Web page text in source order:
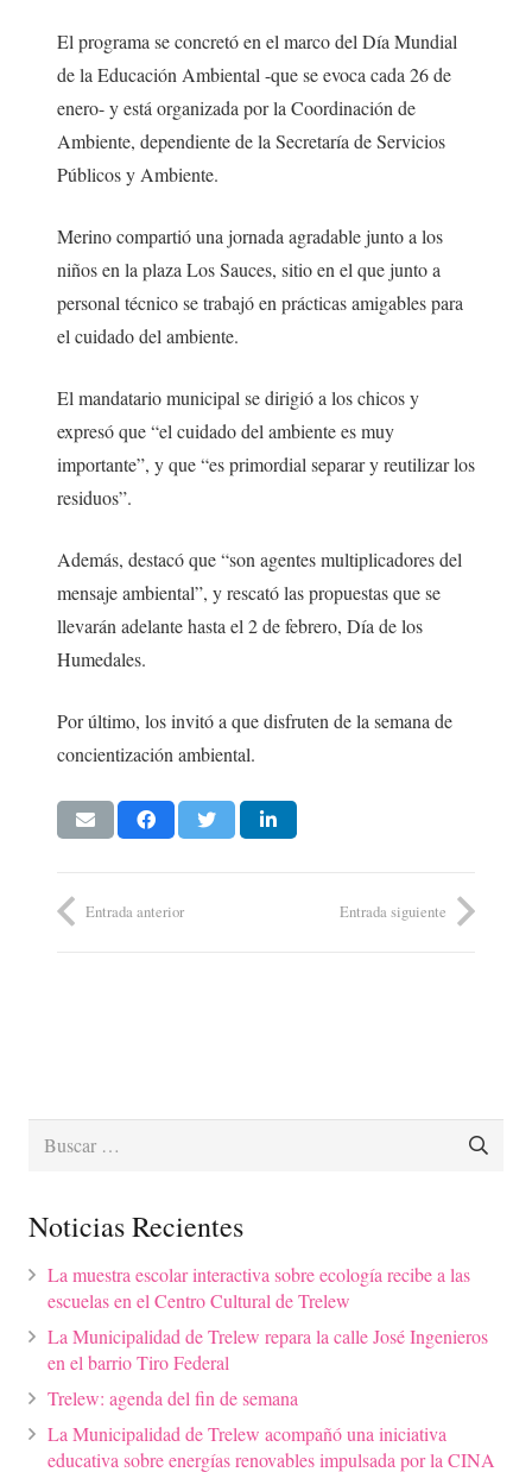
El programa se concretó en el marco del Día Mundial
de la Educación Ambiental -que se evoca cada 26 de
enero- y está organizada por la Coordinación de
Ambiente, dependiente de la Secretaría de Servicios
Públicos y Ambiente.
Merino compartió una jornada agradable junto a los
niños en la plaza Los Sauces, sitio en el que junto a
personal técnico se trabajó en prácticas amigables para
el cuidado del ambiente.
El mandatario municipal se dirigió a los chicos y
expresó que “el cuidado del ambiente es muy
importante”, y que “es primordial separar y reutilizar los
residuos”.
Además, destacó que “son agentes multiplicadores del
mensaje ambiental”, y rescató las propuestas que se
llevarán adelante hasta el 2 de febrero, Día de los
Humedales.
Por último, los invitó a que disfruten de la semana de
concientización ambiental.
Entrada anterior Entrada siguiente
Buscar:
Noticias Recientes
La muestra escolar interactiva sobre ecología recibe a las
escuelas en el Centro Cultural de Trelew
La Municipalidad de Trelew repara la calle José Ingenieros
en el barrio Tiro Federal
Trelew: agenda del fin de semana
La Municipalidad de Trelew acompañó una iniciativa
educativa sobre energías renovables impulsada por la CINA